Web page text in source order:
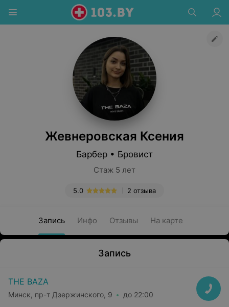
Жевнеровская Ксения
Барбер • Бровист
Стаж 5 лет
2 отзыва
5.0
Запись Инфо Отзывы На карте
Запись
THE BAZA
Минск, пр-т Дзержинского, 9 до 22:00